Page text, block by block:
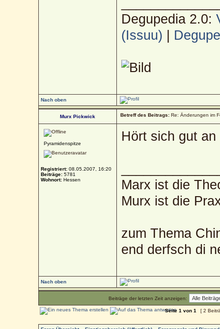
Degupedia 2.0:
(Issuu)
Nach oben
Murx Pickwick Betreff des Beitrags: Re: Änderungen im
Pyramidenspitze
Registriert: 08.05.2007, 16:20
Beiträge: 5781
Wohnort: Hessen
Hört sich gut
Marx ist die
Murx ist die
zum Thema
end derfsch di
Nach oben
Beiträge der letzten Zeit anzeigen:
Seite1 von1 [ 2